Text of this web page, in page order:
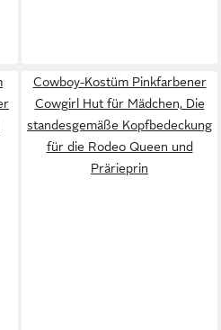
Cowboy-Kostüm Pinkfarbener
Cowgirl Hut für Mädchen, Die
standesgemäße Kopfbedeckung
für die Rodeo Queen und
Prärieprin